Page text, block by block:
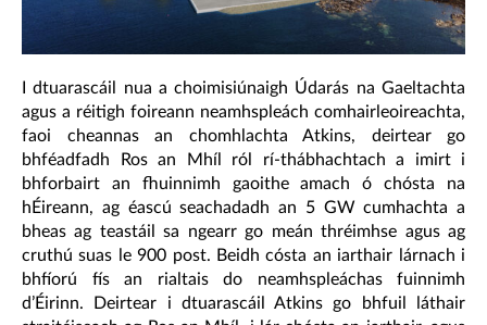
I dtuarascáil nua a choimisiúnaigh Údarás na Gaeltachta
agus a réitigh foireann neamhspleách comhairleoireachta,
faoi cheannas an chomhlachta Atkins, deirtear go
bhféadfadh Ros an Mhíl ról rí-thábhachtach a imirt i
bhforbairt an fhuinnimh gaoithe amach ó chósta na
hÉireann, ag éascú seachadadh an 5 GW cumhachta a
bheas ag teastáil sa ngearr go meán thréimhse agus ag
cruthú suas le 900 post. Beidh cósta an iarthair lárnach i
bhfíorú fís an rialtais do neamhspleáchas fuinnimh
d’Éirinn. Deirtear i dtuarascáil Atkins go bhfuil láthair